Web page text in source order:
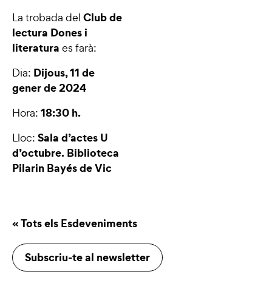
La trobada del Club de
lectura Dones i
literatura es farà:
Dia: Dijous, 11 de
gener de 2024
Hora: 18:30 h.
Lloc: Sala d’actes U
d’octubre. Biblioteca
Pilarin Bayés de Vic
« Tots els Esdeveniments
Subscriu-te al newsletter